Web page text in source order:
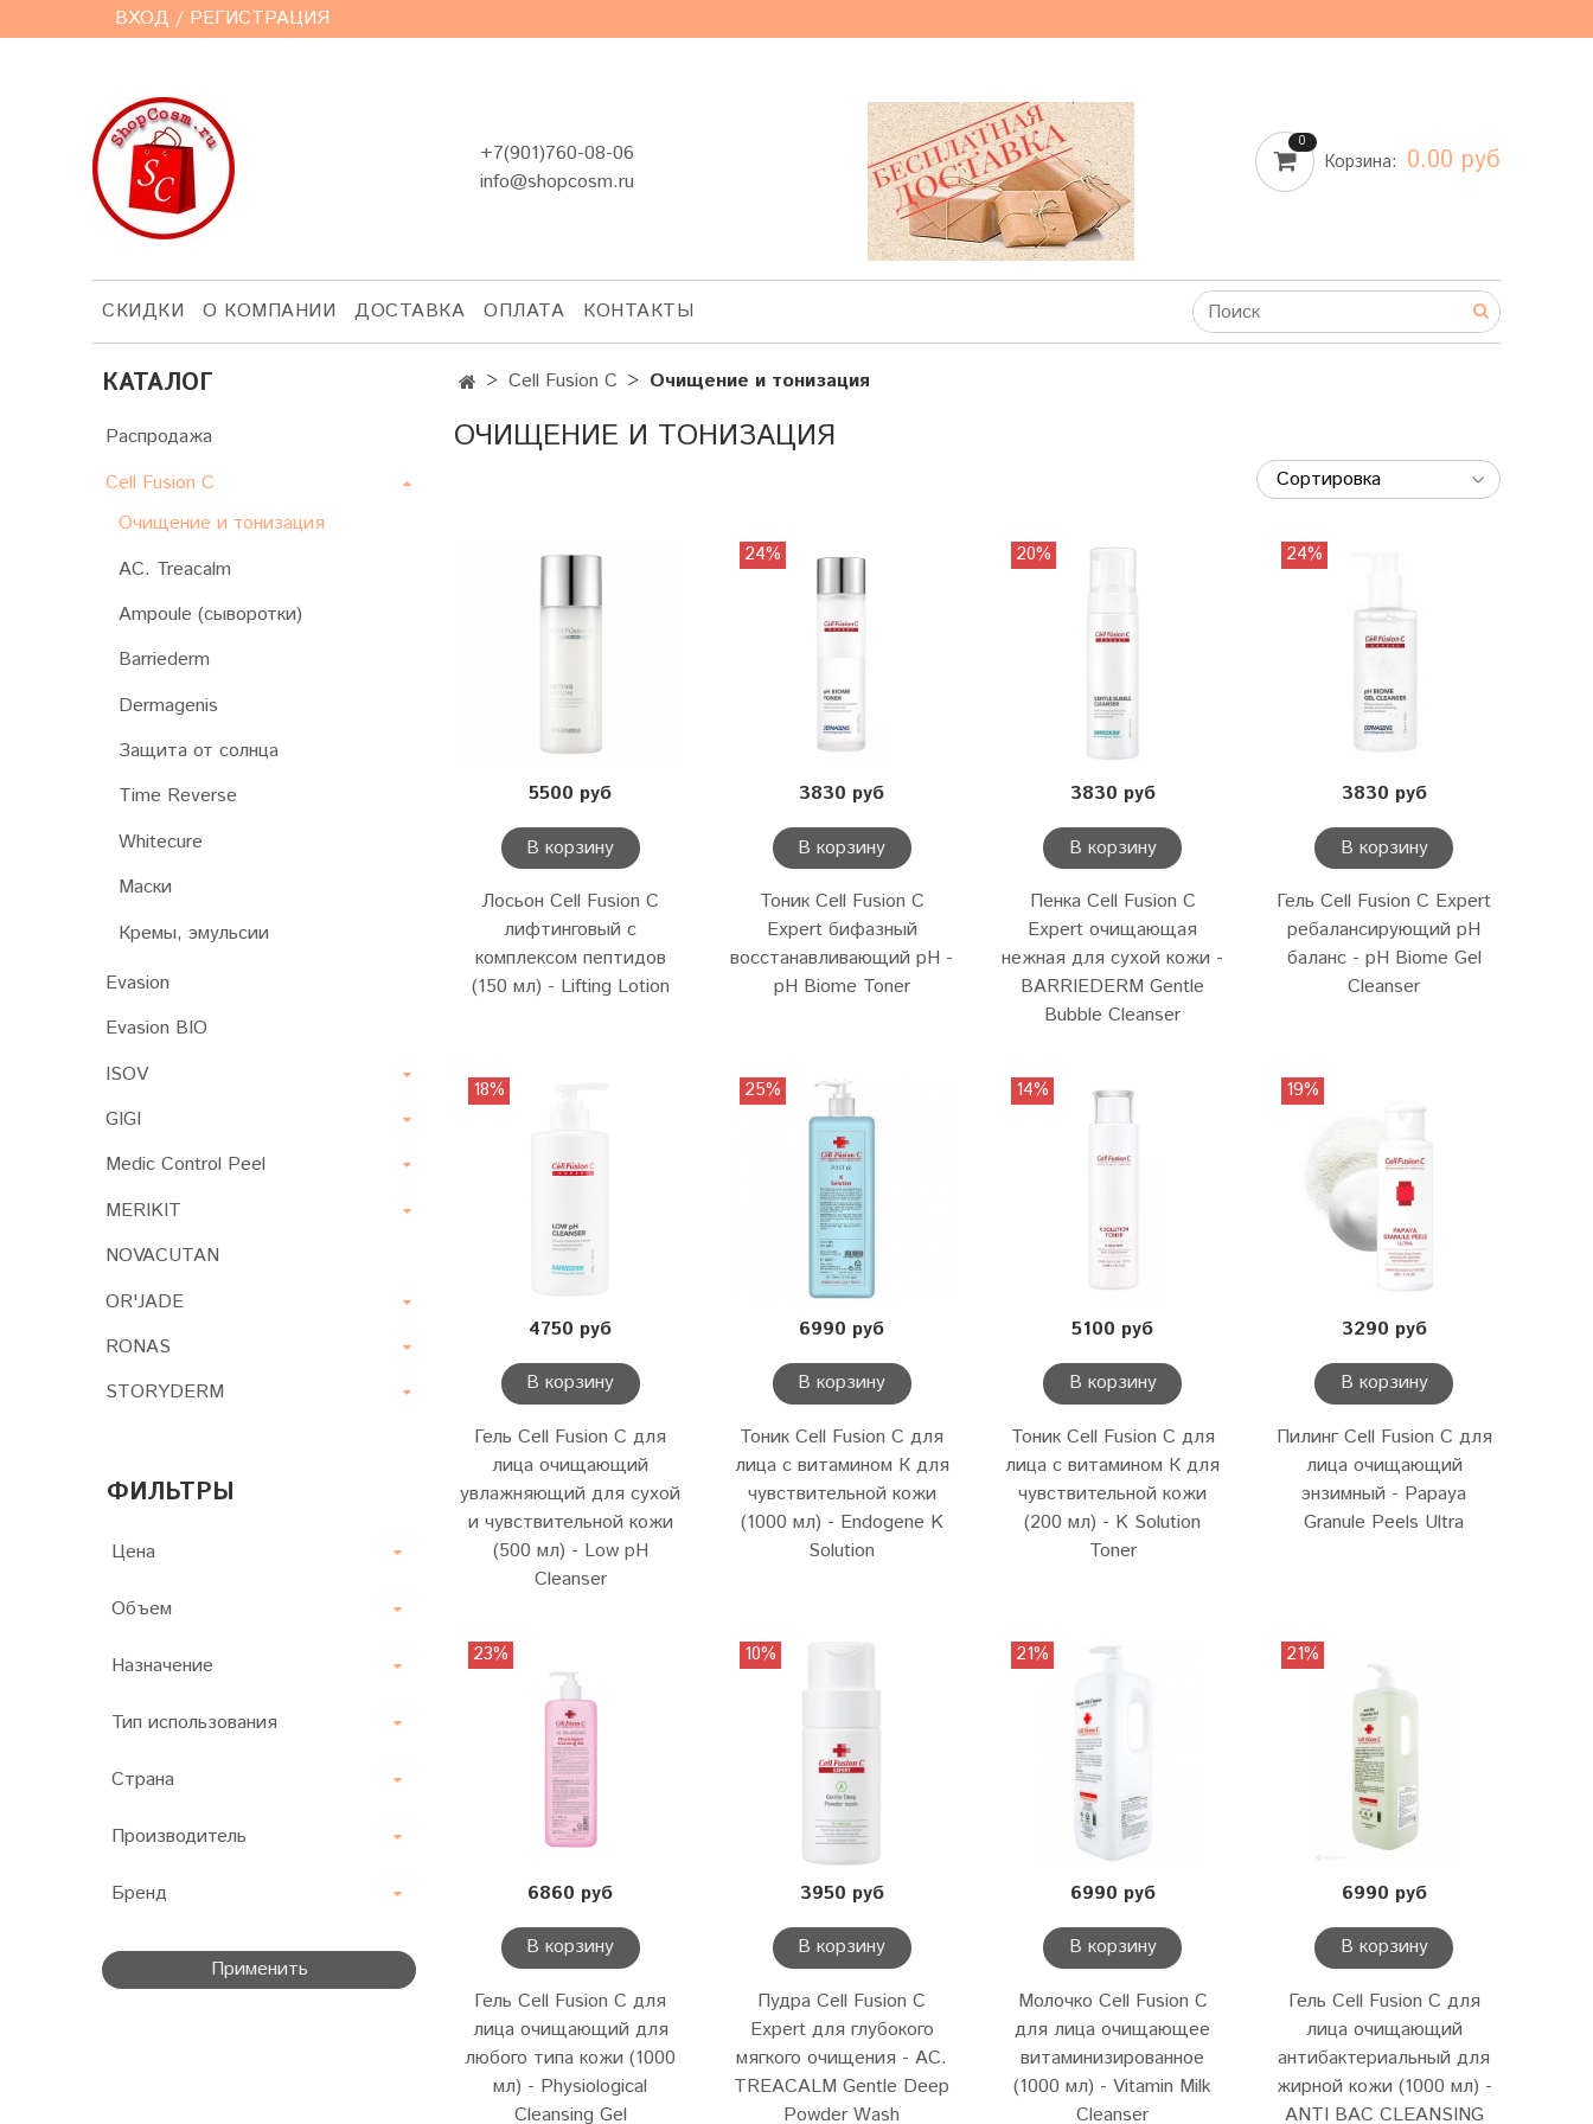
ВХОД / РЕГИСТРАЦИЯ
+7(901)760-08-06
info@shopcosm.ru
0
Корзина: 0.00 руб
СКИДКИ О КОМПАНИИ ДОСТАВКА ОПЛАТА КОНТАКТЫ
Cell Fusion C Очищение и тонизация
ОЧИЩЕНИЕ И ТОНИЗАЦИЯ
5500 руб
В корзину
Лосьон Cell Fusion C
лифтинговый с
комплексом пептидов
(150 мл) - Lifting Lotion
24%
3830 руб
В корзину
Тоник Cell Fusion C
Expert бифазный
восстанавливающий pH -
pH Biome Toner
20%
3830 руб
В корзину
Пенка Cell Fusion C
Expert очищающая
нежная для сухой кожи -
BARRIEDERM Gentle
Bubble Cleanser
24%
3830 руб
В корзину
Гель Cell Fusion C Expert
ребалансирующий pH
баланс - pH Biome Gel
Cleanser
18%
4750 руб
В корзину
Гель Cell Fusion C для
лица очищающий
увлажняющий для сухой
и чувствительной кожи
(500 мл) - Low pH
Cleanser
25%
6990 руб
В корзину
Тоник Cell Fusion C для
лица с витамином К для
чувствительной кожи
(1000 мл) - Endogene K
Solution
14%
5100 руб
В корзину
Тоник Cell Fusion C для
лица с витамином К для
чувствительной кожи
(200 мл) - K Solution
Toner
19%
3290 руб
В корзину
Пилинг Cell Fusion C для
лица очищающий
энзимный - Papaya
Granule Peels Ultra
23%
6860 руб
В корзину
Гель Cell Fusion C для
лица очищающий для
любого типа кожи (1000
мл) - Physiological
Cleansing Gel
10%
3950 руб
В корзину
Пудра Cell Fusion C
Expert для глубокого
мягкого очищения - AC.
TREACALM Gentle Deep
Powder Wash
21%
6990 руб
В корзину
Молочко Cell Fusion C
для лица очищающее
витаминизированное
(1000 мл) - Vitamin Milk
Cleanser
21%
6990 руб
В корзину
Гель Cell Fusion C для
лица очищающий
антибактериальный для
жирной кожи (1000 мл) -
ANTI BAC CLEANSING
КАТАЛОГ
Распродажа
Cell Fusion C
Очищение и тонизация
AC. Treacalm
Ampoule (сыворотки)
Barriederm
Dermagenis
Защита от солнца
Time Reverse
Whitecure
Маски
Кремы, эмульсии
Evasion
Evasion BIO
ISOV
GIGI
Medic Control Peel
MERIKIT
NOVACUTAN
OR'JADE
RONAS
STORYDERM
ФИЛЬТРЫ
Цена
Объем
Назначение
Тип использования
Страна
Производитель
Бренд
Применить